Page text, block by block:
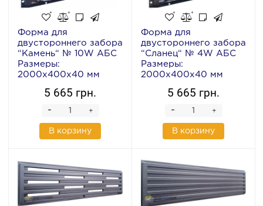
Форма для
двустороннего забора
“Камень“ № 10W АБС
Размеры:
2000х400х40 мм
5 665 грн.
+
-
В корзину
Форма для
двустороннего забора
“Сланец“ № 4W АБС
Размеры:
2000х400х40 мм
5 665 грн.
+
-
В корзину